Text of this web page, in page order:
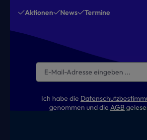
Aktionen News Termine
Ich habe die
genommen und die AGB